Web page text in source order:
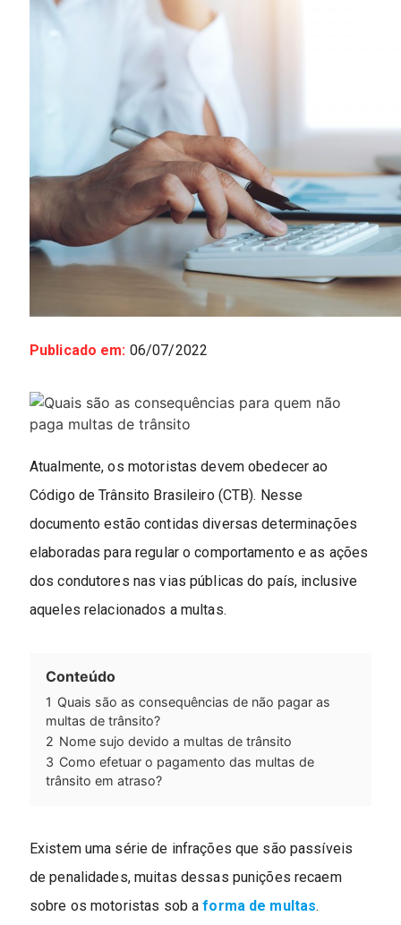
Publicado em: 06/07/2022
Atualmente, os motoristas devem obedecer ao
Código de Trânsito Brasileiro (CTB). Nesse
documento estão contidas diversas determinações
elaboradas para regular o comportamento e as ações
dos condutores nas vias públicas do país, inclusive
aqueles relacionados a multas.
Conteúdo
1 Quais são as consequências de não pagar as
multas de trânsito?
2 Nome sujo devido a multas de trânsito
3 Como efetuar o pagamento das multas de
trânsito em atraso?
Existem uma série de infrações que são passíveis
de penalidades, muitas dessas punições recaem
sobre os motoristas sob aforma de multas.